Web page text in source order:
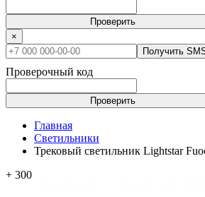
Проверить
×
Получить
Проверочный код
Проверить
Главная
Светильники
Трековый светильник Lightstar
+ 300